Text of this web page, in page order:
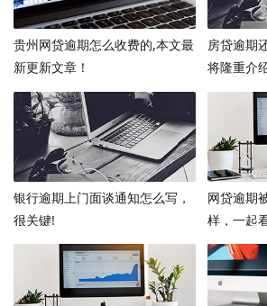
贵州网贷逾期怎么收费的,本文最
新更新文章！
房贷逾期
将隆重介
银行逾期上门面谈通知怎么写，
很关键!
网贷逾期
样，一起